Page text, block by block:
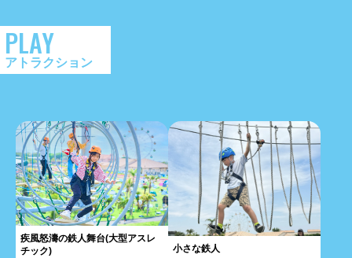
PLAY
アトラクション
疾風怒濤の鉄人舞台(大型アスレ
チック)
小さな鉄人